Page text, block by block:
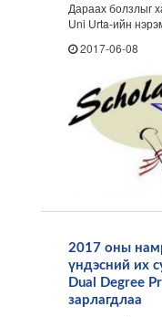
Дараах болзлыг
Uni Urta-ийн
2017-06-08
2017 оны
үндэсний их
Dual Degree
зарлагдлаа